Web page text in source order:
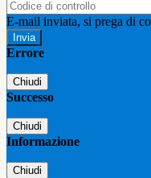
E-mail inviata, si prega di
Errore
Chiudi
Successo
Chiudi
Informazione
Chiudi